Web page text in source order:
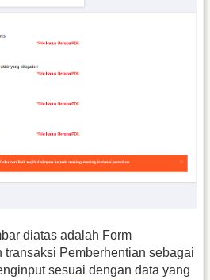
diatas adalah Form
Pemberhentian sebagai
sesuai dengan data yang